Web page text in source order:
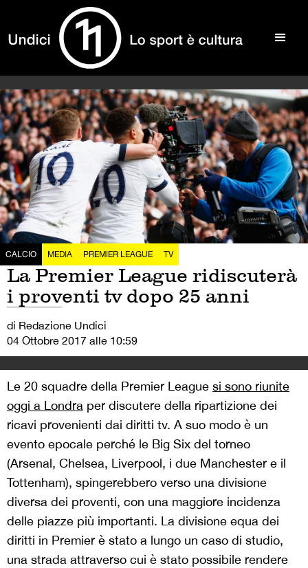
CALCIO MEDIA PREMIER LEAGUE TV
La Premier League ridiscuterà
i proventi tv dopo 25 anni
di Redazione Undici
04 Ottobre 2017 alle 10:59
Le 20 squadre della Premier League si sono riunite
oggi a Londra per discutere della ripartizione dei
ricavi provenienti dai diritti tv. A suo modo è un
evento epocale perché le Big Six del torneo
(Arsenal, Chelsea, Liverpool, i due Manchester e il
Tottenham), spingerebbero verso una divisione
diversa dei proventi, con una maggiore incidenza
delle piazze più importanti. La divisione equa dei
diritti in Premier è stato a lungo un caso di studio,
una strada attraverso cui è stato possibile rendere